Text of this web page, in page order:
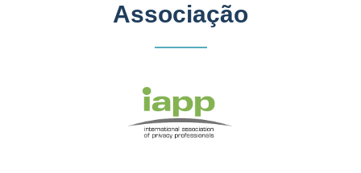
Associação